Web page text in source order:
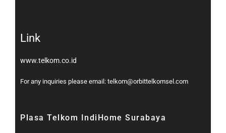
Link
www.telkom.co.id
For any inquiries please email: telkom@orbittelkomsel.com
Plasa Telkom IndiHome Surabaya